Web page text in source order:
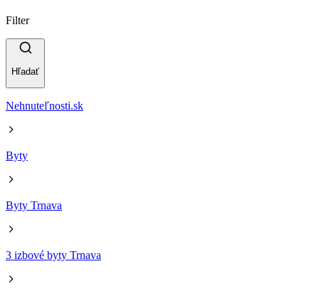
Filter
Hľadať
Nehnuteľnosti.sk
Byty
Byty Trnava
3 izbové byty Trnava